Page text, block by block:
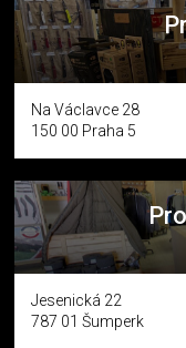
Na Václavce 28
150 00 Praha 5
Jesenická 22
787 01 Šumperk